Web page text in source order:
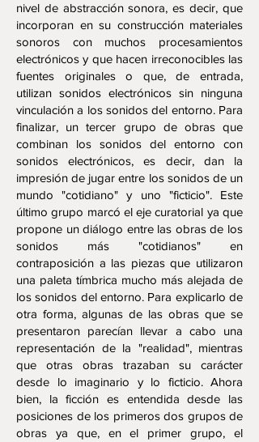
nivel de abstracción sonora, es decir, que
incorporan en su construcción materiales
sonoros con muchos procesamientos
electrónicos y que hacen irreconocibles las
fuentes originales o que, de entrada,
utilizan sonidos electrónicos sin ninguna
vinculación a los sonidos del entorno. Para
finalizar, un tercer grupo de obras que
combinan los sonidos del entorno con
sonidos electrónicos, es decir, dan la
impresión de jugar entre los sonidos de un
mundo "cotidiano" y uno "ficticio". Este
último grupo marcó el eje curatorial ya que
propone un diálogo entre las obras de los
sonidos más "cotidianos" en
contraposición a las piezas que utilizaron
una paleta tímbrica mucho más alejada de
los sonidos del entorno. Para explicarlo de
otra forma, algunas de las obras que se
presentaron parecían llevar a cabo una
representación de la "realidad", mientras
que otras obras trazaban su carácter
desde lo imaginario y lo ficticio. Ahora
bien, la ficción es entendida desde las
posiciones de los primeros dos grupos de
obras ya que, en el primer grupo, el